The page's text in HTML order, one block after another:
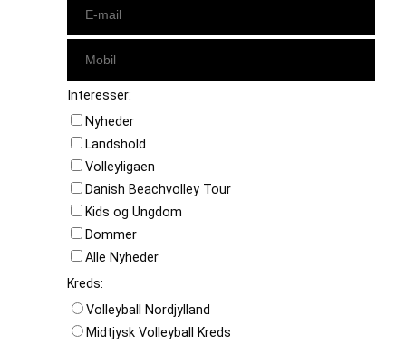
Interesser:
Nyheder
Landshold
Volleyligaen
Danish Beachvolley Tour
Kids og Ungdom
Dommer
Alle Nyheder
Kreds:
Volleyball Nordjylland
Midtjysk Volleyball Kreds